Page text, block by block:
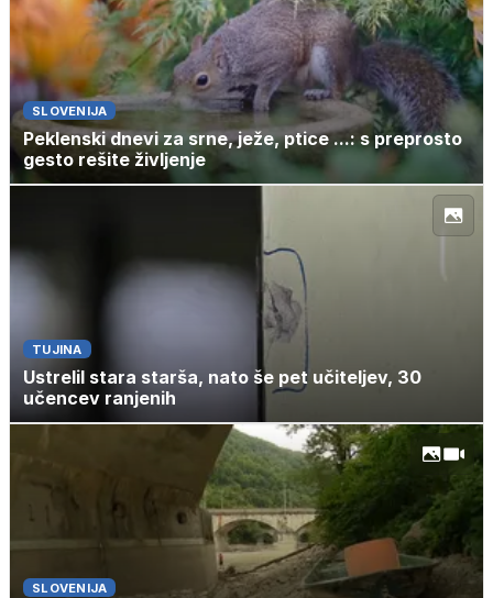
SLOVENIJA
Peklenski dnevi za srne, ježe, ptice ...: s preprosto
gesto rešite življenje
TUJINA
Ustrelil stara starša, nato še pet učiteljev, 30
učencev ranjenih
SLOVENIJA